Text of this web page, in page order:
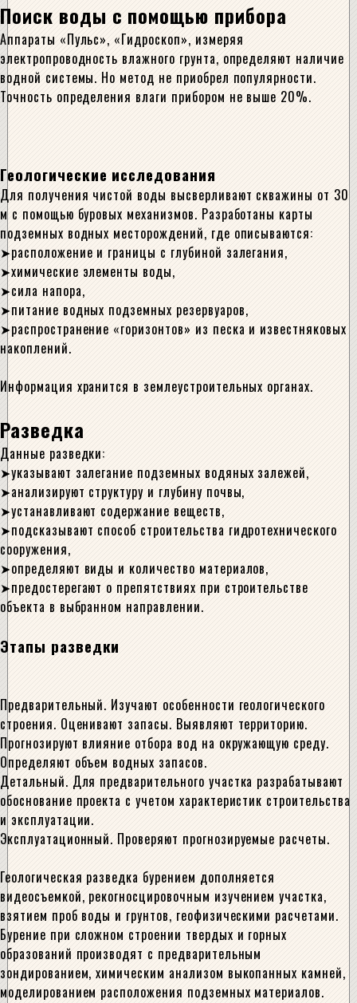
Поиск воды с помощью прибора
Аппараты «Пульс», «Гидроскоп», измеряя
электропроводность влажного грунта, определяют наличие
водной системы. Но метод не приобрел популярности.
Точность определения влаги прибором не выше 20%.
Геологические исследования
Для получения чистой воды высверливают скважины от 30
м с помощью буровых механизмов. Разработаны карты
подземных водных месторождений, где описываются:
расположение и границы с глубиной залегания,
химические элементы воды,
сила напора,
питание водных подземных резервуаров,
распространение «горизонтов» из песка и известняковых
накоплений.
Информация хранится в землеустроительных органах.
Разведка
Данные разведки:
указывают залегание подземных водяных залежей,
анализируют структуру и глубину почвы,
устанавливают содержание веществ,
подсказывают способ строительства гидротехнического
сооружения,
определяют виды и количество материалов,
предостерегают о препятствиях при строительстве
объекта в выбранном направлении.
Этапы разведки
Предварительный. Изучают особенности геологического
строения. Оценивают запасы. Выявляют территорию.
Прогнозируют влияние отбора вод на окружающую среду.
Определяют объем водных запасов.
Детальный. Для предварительного участка разрабатывают
обоснование проекта с учетом характеристик строительства
и эксплуатации.
Эксплуатационный. Проверяют прогнозируемые расчеты.
Геологическая разведка бурением дополняется
видеосъемкой, рекогносцировочным изучением участка,
взятием проб воды и грунтов, геофизическими расчетами.
Бурение при сложном строении твердых и горных
образований производят с предварительным
зондированием, химическим анализом выкопанных камней,
моделированием расположения подземных материалов.